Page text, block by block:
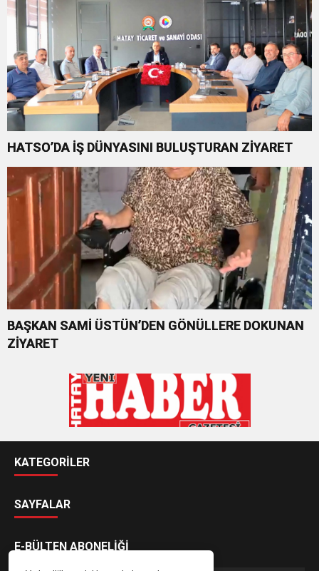
HATSO’DA İŞ DÜNYASINI BULUŞTURAN ZİYARET
BAŞKAN SAMİ ÜSTÜN’DEN GÖNÜLLERE DOKUNAN
ZİYARET
KATEGORİLER
SAYFALAR
E-BÜLTEN ABONELİĞİ